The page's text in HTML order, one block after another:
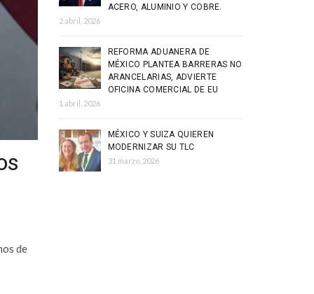
de
ACERO, ALUMINIO Y COBRE.
2 abril, 2026
REFORMA ADUANERA DE
MÉXICO PLANTEA BARRERAS NO
ARANCELARIAS, ADVIERTE
OFICINA COMERCIAL DE EU
1 abril, 2026
MÉXICO Y SUIZA QUIEREN
MODERNIZAR SU TLC
31 marzo, 2026